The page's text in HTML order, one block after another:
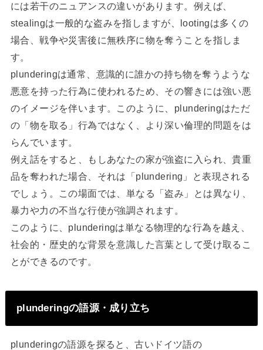
には若干のニュアンスの違いがあります。例えば、
stealingは一般的な盗みを指しますが、lootingは多くの
場合、戦争や災害後に無秩序に物を奪うことを指しま
す。
plunderingは通常、意識的に誰かの持ち物を奪うような
悪意を持った行為に使われるため、その響きには強い悪
のイメージを伴います。このように、plunderingはただ
の「物を取る」行為ではなく、より深い倫理的問題をは
らんでいます。
例え話をすると、もしあなたの家が強盗に入られ、貴重
品を奪われた場合、それは「plundering」と表現される
でしょう。この場面では、単なる「盗み」とは異なり、
暴力や力の不当な行使が強調されます。
このように、plunderingは単なる物理的な行為を越え、
社会的・歴史的な背景を意識した言葉として受け取るこ
とができるのです。
plunderingの語源・成り立ち
plunderingの語源を探ると、古いドイツ語の